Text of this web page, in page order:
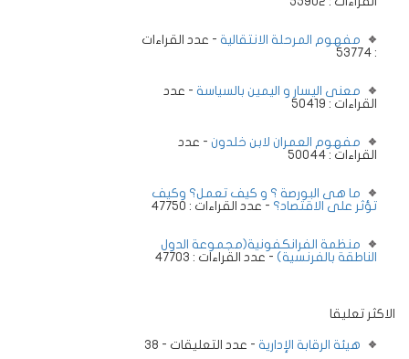
مفهوم المرحلة الانتقالية - عدد القراءات
: 53774
معنى اليسار و اليمين بالسياسة - عدد
القراءات : 50419
مفهوم العمران لابن خلدون - عدد
القراءات : 50044
ما هى البورصة ؟ و كيف تعمل؟ وكيف
تؤثر على الاقتصاد؟ - عدد القراءات : 47750
منظمة الفرانكفونية(مجموعة الدول
الناطقة بالفرنسية) - عدد القراءات : 47703
الاكثر تعليقا
هيئة الرقابة الإدارية - عدد التعليقات - 38